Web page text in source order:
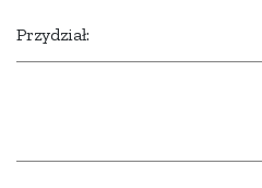
Przydział: